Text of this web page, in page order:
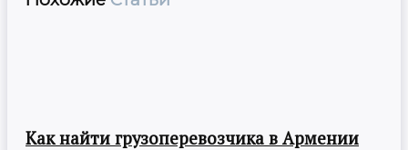
Как найти грузоперевозчика в Армении